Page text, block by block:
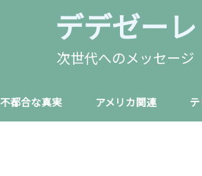
デデゼーレ
次世代へのメッセージ
不都合な真実 アメリカ関連